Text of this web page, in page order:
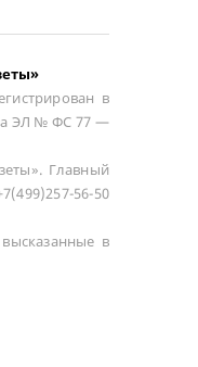
в
ЭЛ № ФС 77 —
Главный
56-50
в